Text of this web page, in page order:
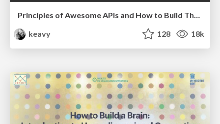
Principles of Awesome APIs and How to Build Them.
keavy
128 18k